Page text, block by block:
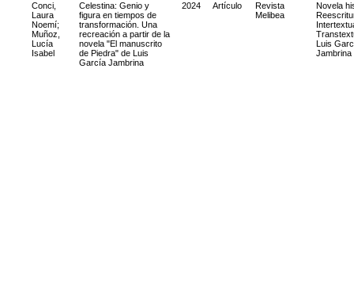
Conci,
Laura
Noemí;
Muñoz,
Lucía
Isabel
Celestina: Genio y
figura en tiempos de
transformación. Una
recreación a partir de la
novela "El manuscrito
de Piedra" de Luis
García Jambrina
2024 Artículo
Revista
Melibea
Novela
Luis
Jambrina